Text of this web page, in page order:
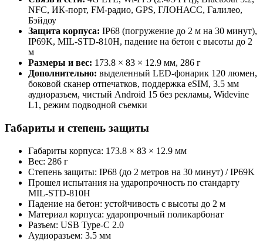
NFC, ИК‑порт, FM‑радио, GPS, ГЛОНАСС, Галилео,
Бэйдоу
Защита корпуса: IP68 (погружение до 2 м на 30 минут),
IP69K, MIL‑STD‑810H, падение на бетон с высоты до 2
м
Размеры и вес: 173.8 × 83 × 12.9 мм, 286 г
Дополнительно: выделенный LED-фонарик 120 люмен,
боковой сканер отпечатков, поддержка eSIM, 3.5 мм
аудиоразъем, чистый Android 15 без рекламы, Widevine
L1, режим подводной съемки
Габариты и степень защиты
Габариты корпуса: 173.8 × 83 × 12.9 мм
Вес: 286 г
Степень защиты: IP68 (до 2 метров на 30 минут) / IP69K
Прошел испытания на ударопрочность по стандарту
MIL-STD-810H
Падение на бетон: устойчивость с высоты до 2 м
Материал корпуса: ударопрочный поликарбонат
Разъем: USB Type‑C 2.0
Аудиоразъем: 3.5 мм